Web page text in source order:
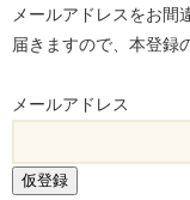
メールアドレスをお間
届きますので、本登録
メールアドレス